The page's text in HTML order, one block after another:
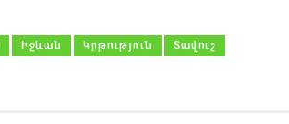
Իջևան Կրթություն Տավուշ